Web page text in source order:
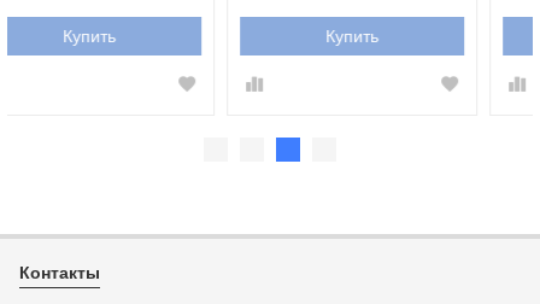
Купить Купить
Контакты